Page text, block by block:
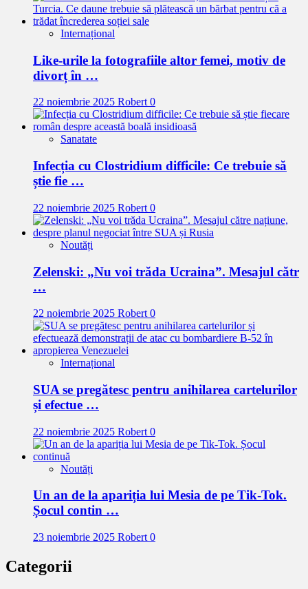
Internațional
Like-urile la fotografiile altor femei, motiv de
divorț în …
22 noiembrie 2025 Robert0
Sanatate
Infecția cu Clostridium difficile: Ce trebuie să
știe fie …
22 noiembrie 2025 Robert 0
Noutăți
Zelenski: „Nu voi trăda Ucraina”. Mesajul cătr
…
22 noiembrie 2025 Robert 0
Internațional
SUA se pregătesc pentru anihilarea cartelurilor
și efectue …
22 noiembrie 2025 Robert 0
Noutăți
Un an de la apariția lui Mesia de pe Tik-Tok.
Șocul contin …
23 noiembrie 2025 Robert 0
Categorii